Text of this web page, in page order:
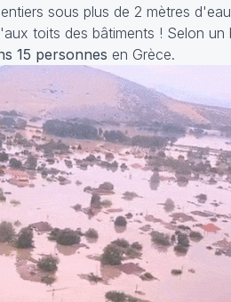
sous plus de 2 mètres
toits des bâtiments ! Selon un
15 personnes en Grèce.